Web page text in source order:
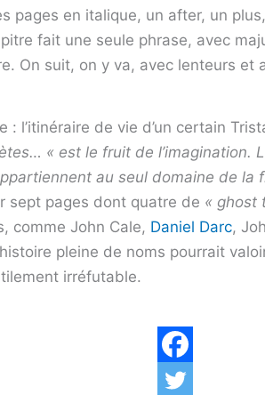
pages en italique, un after, un
fait une seule phrase, avec
On suit, on y va, avec lenteurs et
l’itinéraire de vie d’un certain
« est le fruit de
au seul domaine de la
sept ­pages dont quatre de « ghost
comme John Cale, Daniel Darc,
pleine de noms pourrait
irréfutable.